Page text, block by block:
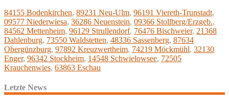
84155 Bodenkirchen, 89231 Neu-Ulm, 96191 Viereth-Trunstadt,
09577 Niederwiesa, 36286 Neuenstein, 09366 Stollberg/Erzgeb.,
84562 Mettenheim, 96129 Strullendorf, 76476 Bischweier, 21368
Dahlenburg, 73550 Waldstetten, 48336 Sassenberg, 87634
Obergünzburg, 97892 Kreuzwertheim, 74219 Möckmühl, 32130
Enger, 96342 Stockheim, 14548 Schwielowsee, 72505
Krauchenwies, 63863 Eschau
Letzte News